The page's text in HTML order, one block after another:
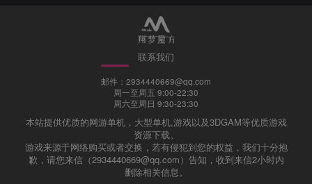
联系我们
邮件：2934440669@qq.com
周一至周五 9:00-22:30
周六至周日 9:30-23:30
本站提供优质的网游单机，大型单机,游戏以及3DGAM等优质游戏
资源下载。
游戏来源于网络购买或者交换，若有侵犯到您的权益，我们十分抱
歉，请您来信（2934440669@qq.com）告知，收到来信2小时内
删除相关信息。